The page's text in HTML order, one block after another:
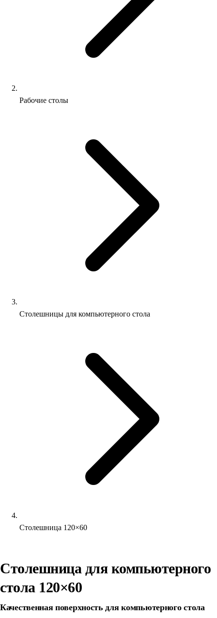
Рабочие столы
Столешницы для компьютерного стола
Столешница 120×60
Столешница для компьютерного
стола 120×60
Качественная поверхность для компьютерного стола